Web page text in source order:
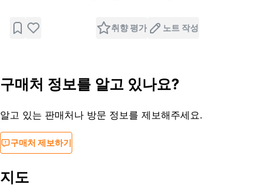
취향 평가 노트 작성
구매처 정보를 알고 있나요?
알고 있는 판매처나 방문 정보를 제보해주세요.
구매처 제보하기
지도